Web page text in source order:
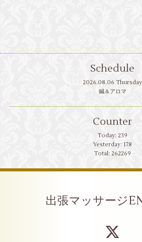
Schedule
2026.08.06 Thursday
鍼＆アロマ
Counter
Today: 239
Yesterday: 178
Total: 262269
出張マッサージ